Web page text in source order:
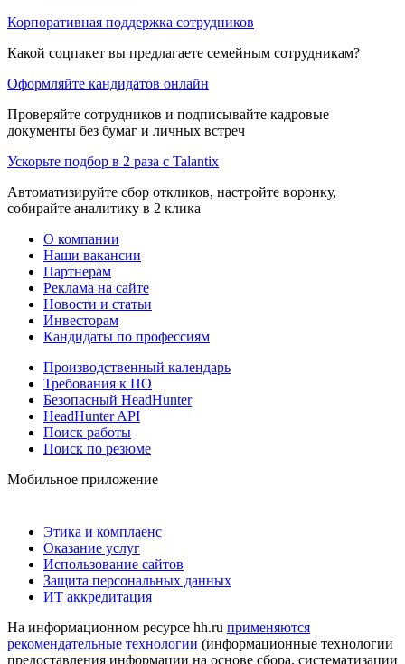
Корпоративная поддержка сотрудников
Какой соцпакет вы предлагаете семейным сотрудникам?
Оформляйте кандидатов онлайн
Проверяйте сотрудников и подписывайте кадровые
документы без бумаг и личных встреч
Ускорьте подбор в 2 раза с Talantix
Автоматизируйте сбор откликов, настройте воронку,
собирайте аналитику в 2 клика
О компании
Наши вакансии
Партнерам
Реклама на сайте
Новости и статьи
Инвесторам
Кандидаты по профессиям
Производственный календарь
Требования к ПО
Безопасный HeadHunter
HeadHunter API
Поиск работы
Поиск по резюме
Мобильное приложение
Этика и комплаенс
Оказание услуг
Использование сайтов
Защита персональных данных
ИТ аккредитация
На информационном ресурсе hh.ru применяются
рекомендательные технологии (информационные технологии
предоставления информации на основе сбора, систематизации